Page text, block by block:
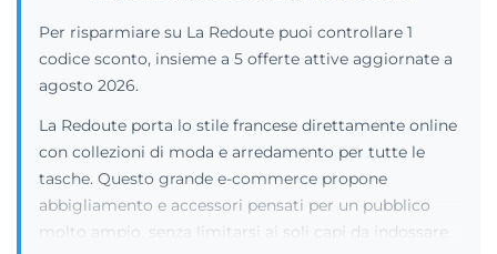
Per risparmiare su La Redoute puoi controllare 1
codice sconto, insieme a 5 offerte attive aggiornate a
agosto 2026.
La Redoute porta lo stile francese direttamente online
con collezioni di moda e arredamento per tutte le
tasche. Questo grande e-commerce propone
abbigliamento e accessori pensati per un pubblico
molto ampio, senza limitarsi ai soli capi da indossare.